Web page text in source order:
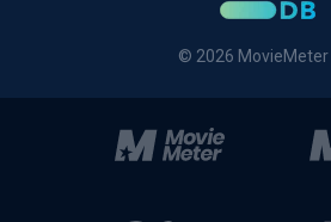
© 2026 MovieMeter